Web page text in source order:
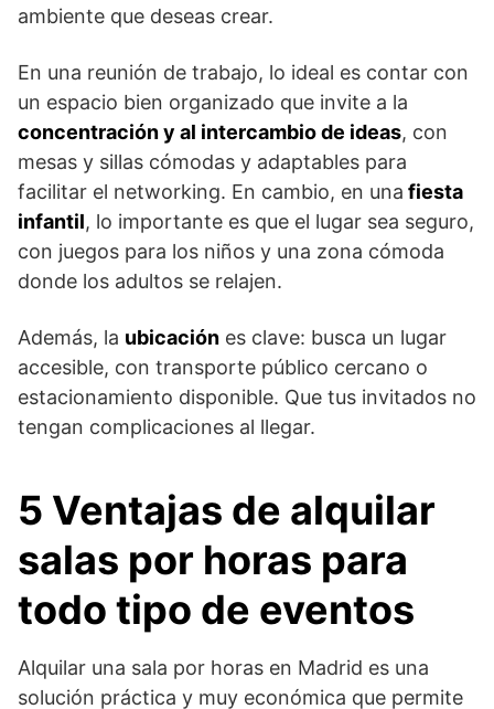
ambiente que deseas crear.
En una reunión de trabajo, lo ideal es contar con
un espacio bien organizado que invite a la
concentración y al intercambio de ideas, con
mesas y sillas cómodas y adaptables para
facilitar el networking. En cambio, en una fiesta
infantil, lo importante es que el lugar sea seguro,
con juegos para los niños y una zona cómoda
donde los adultos se relajen.
Además, la ubicación es clave: busca un lugar
accesible, con transporte público cercano o
estacionamiento disponible. Que tus invitados no
tengan complicaciones al llegar.
5 Ventajas de alquilar
salas por horas para
todo tipo de eventos
Alquilar una sala por horas en Madrid es una
solución práctica y muy económica que permite